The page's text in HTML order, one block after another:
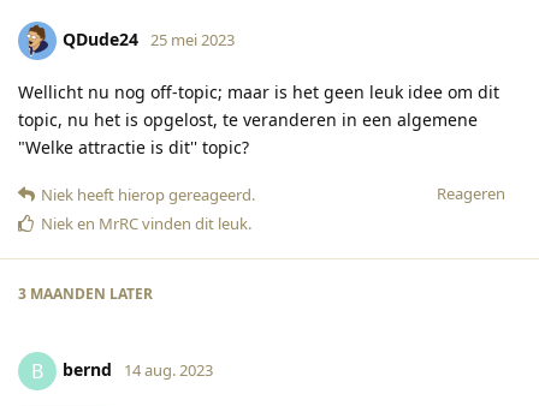
QDude24 25 mei 2023
Wellicht nu nog off-topic; maar is het geen leuk idee om dit
topic, nu het is opgelost, te veranderen in een algemene
"Welke attractie is dit'' topic?
Reageren
Niek heeft hierop gereageerd.
Nieken MrRCvinden dit leuk.
3 MAANDEN LATER
B bernd 14 aug. 2023